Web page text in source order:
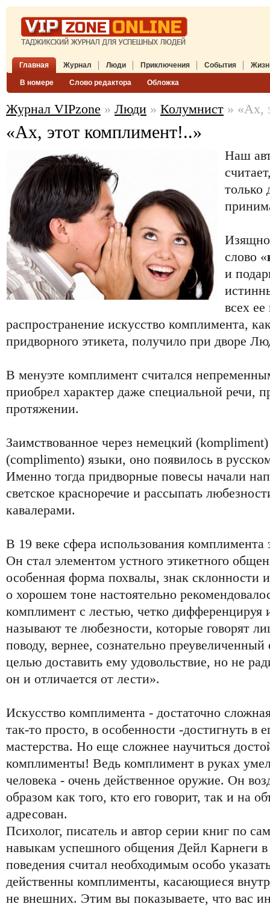
Главная Журнал
В номере Слово редактора Обложка
Люди Приключения События
Журнал VIPzone » Люди » Колумнист » «Ах,
«Ах, этот комплимент!..»
Наш
только
слово «
и
всех
распространение искусство комплимента,
придворного этикета, получило при дворе
В менуэте комплимент считался
приобрел характер даже специальной речи,
протяжении.
Заимствованное через немецкий
(complimento) языки, оно появилось в
Именно тогда придворные повесы начали
светское красноречие и рассыпать
кавалерами.
В 19 веке сфера использования комплимента
Он стал элементом устного этикетного
особенная форма похвалы, знак склонности
о хорошем тоне настоятельно
комплимент с лестью, четко
называют те любезности, которые говорят
поводу, вернее, сознательно
целью доставить ему удовольствие, но не
он и отличается от лести».
Искусство комплимента - достаточно
так-то просто, в особенности -достигнуть в
мастерства. Но еще сложнее научиться
комплименты! Ведь комплимент в руках
человека - очень действенное оружие. Он
образом как того, кто его говорит, так и на
адресован.
Психолог, писатель и автор серии книг по
навыкам успешного общения Дейл Карнеги в
поведения считал необходимым особо
действенны комплименты, касающиеся
не внешних. Этим вы показываете, что вас